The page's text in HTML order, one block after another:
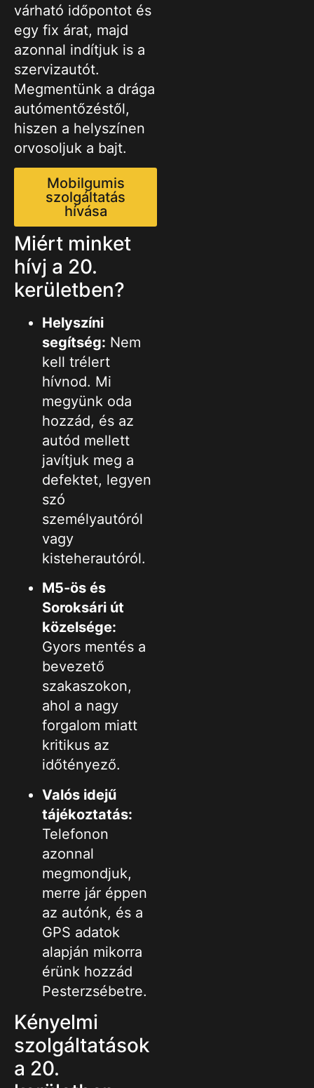
várható időpontot és
egy fix árat, majd
azonnal indítjuk is a
szervizautót.
Megmentünk a drága
autómentőzéstől,
hiszen a helyszínen
orvosoljuk a bajt.
Mobilgumis
szolgáltatás
hívása
Miért minket
hívj a 20.
kerületben?
Helyszíni
segítség: Nem
kell trélert
hívnod. Mi
megyünk oda
hozzád, és az
autód mellett
javítjuk meg a
defektet, legyen
szó
személyautóról
vagy
kisteherautóról.
M5-ös és
Soroksári út
közelsége:
Gyors mentés a
bevezető
szakaszokon,
ahol a nagy
forgalom miatt
kritikus az
időtényező.
Valós idejű
tájékoztatás:
Telefonon
azonnal
megmondjuk,
merre jár éppen
az autónk, és a
GPS adatok
alapján mikorra
érünk hozzád
Pesterzsébetre.
Kényelmi
szolgáltatások
a 20.